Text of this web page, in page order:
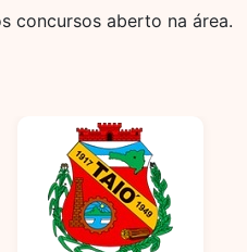
concursos aberto na área.